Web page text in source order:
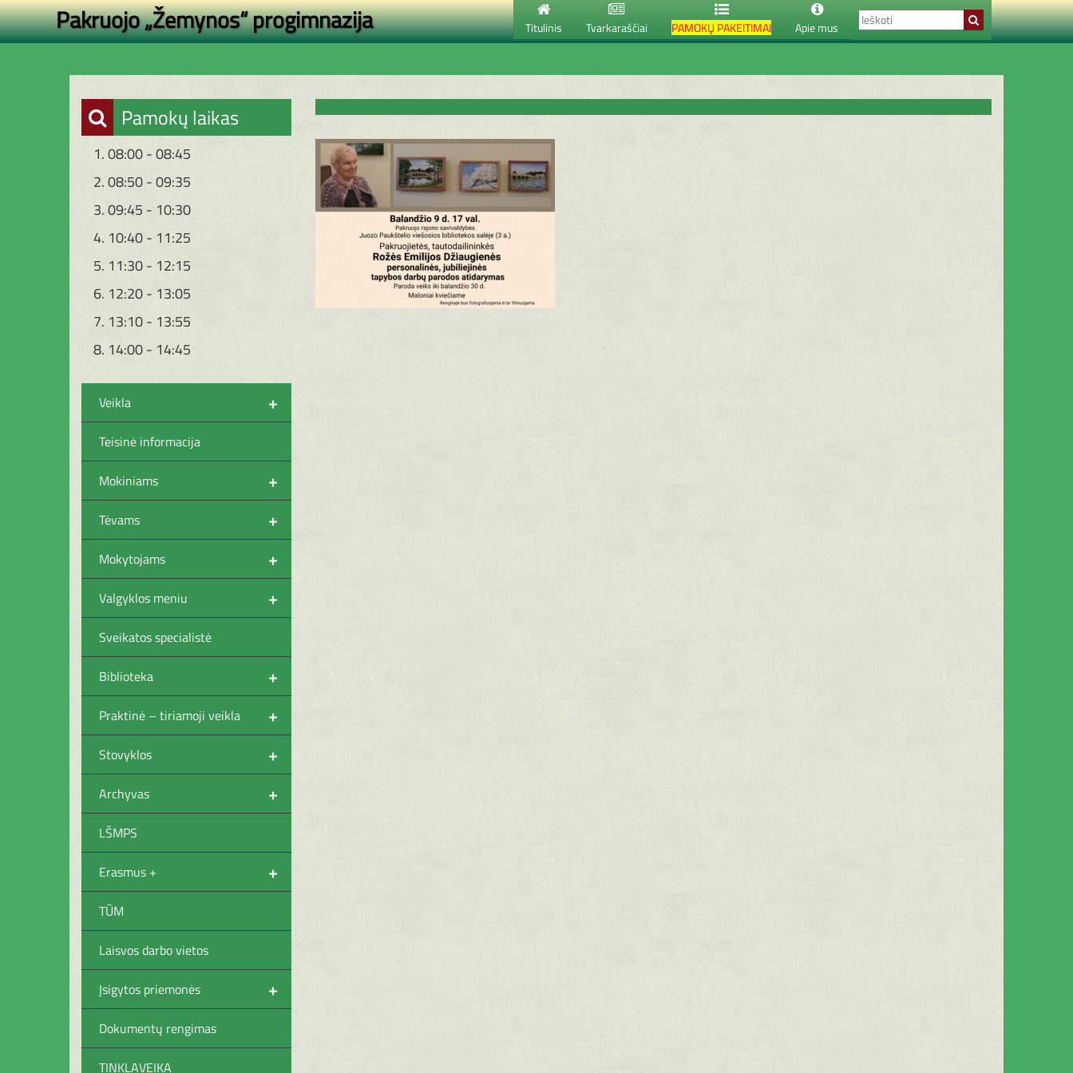
Titulinis Tvarkaraščiai PAMOKŲ PAKEITIMAI Apie mus
Pakruojo „Žemynos“ progimnazija
Pamokų laikas
1. 08:00 - 08:45
2. 08:50 - 09:35
3. 09:45 - 10:30
4. 10:40 - 11:25
5. 11:30 - 12:15
6. 12:20 - 13:05
7. 13:10 - 13:55
8. 14:00 - 14:45
+
Veikla
Teisinė informacija
+
Mokiniams
+
Tėvams
+
Mokytojams
+
Valgyklos meniu
Sveikatos specialistė
+
Biblioteka
+
Praktinė – tiriamoji veikla
+
Stovyklos
+
Archyvas
LŠMPS
+
Erasmus +
TŪM
Laisvos darbo vietos
+
Įsigytos priemonės
Dokumentų rengimas
TINKLAVEIKA